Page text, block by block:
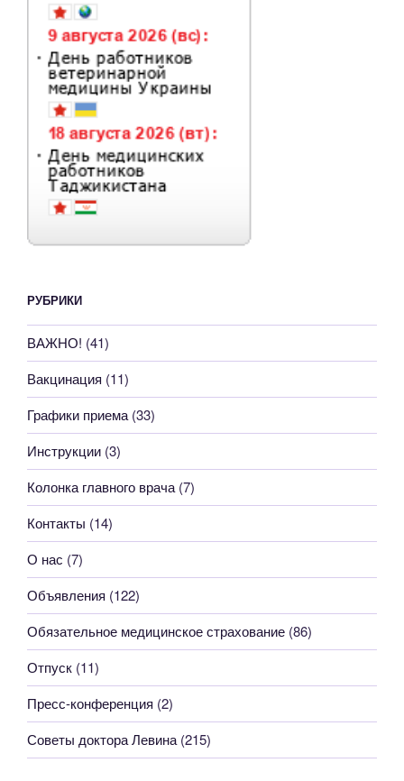
РУБРИКИ
ВАЖНО! (41)
Вакцинация (11)
Графики приема(33)
Инструкции (3)
Колонка главного врача(7)
Контакты (14)
О нас (7)
Объявления (122)
Обязательное медицинское страхование (86)
Отпуск (11)
Пресс-конференция (2)
Советы доктора Левина(215)